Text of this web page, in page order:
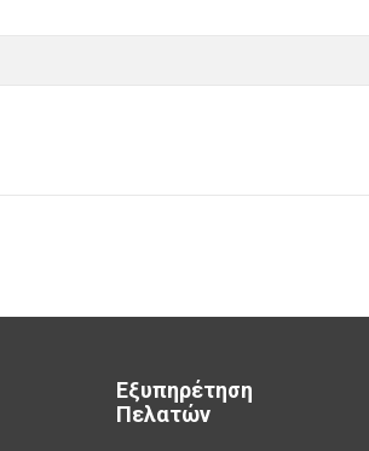
Εξυπηρέτηση
Πελατών